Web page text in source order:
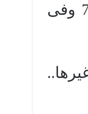
انجيل برنابا ضد القران (السموات بة 9 وعندك 7 وفى